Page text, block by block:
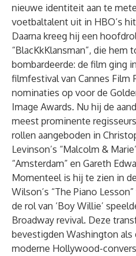
nieuwe identiteit aan te
voetbaltalent uit in HBO’s
Daarna kreeg hij een
“BlacKkKlansman”, die hem
bombardeerde: de film ging
filmfestival van Cannes Film
nominaties op voor de
Image Awards. Nu hij de
meest prominente
rollen aangeboden in
Levinson’s “Malcolm &
“Amsterdam” en Gareth
Momenteel is hij te zien in
Wilson’s “The Piano
de rol van ‘Boy Willie’
Broadway revival. Deze
bevestigden Washington als
moderne Hollywood-